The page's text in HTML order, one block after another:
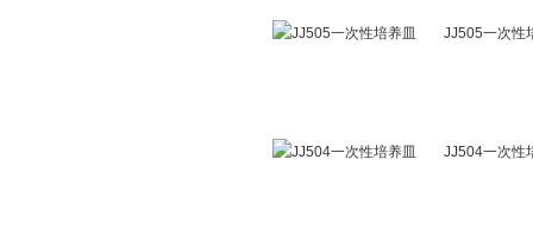
JJ505一次性
JJ504一次性